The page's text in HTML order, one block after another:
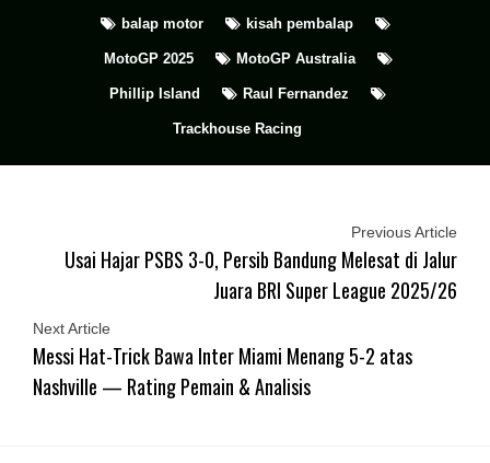
balap motor kisah pembalap
MotoGP 2025 MotoGP Australia
Phillip Island Raul Fernandez
Trackhouse Racing
Previous Article
Usai Hajar PSBS 3-0, Persib Bandung Melesat di Jalur
Juara BRI Super League 2025/26
Next Article
Messi Hat-Trick Bawa Inter Miami Menang 5-2 atas
Nashville — Rating Pemain & Analisis